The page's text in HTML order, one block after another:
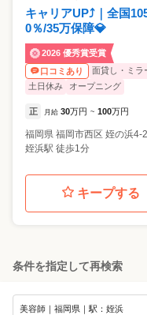
キャリアUP⤴️｜全国
0％/35万保障💎
2026 優秀賞受賞
口コミあり
面貸し・ミラ
土日休み
オープニング
正 月給 30万円 ~ 100万円
福岡県 福岡市西区 姪の浜4-
姪浜駅 徒歩1分
キープする
条件を指定して再検索
美容師｜福岡県｜駅：姪浜